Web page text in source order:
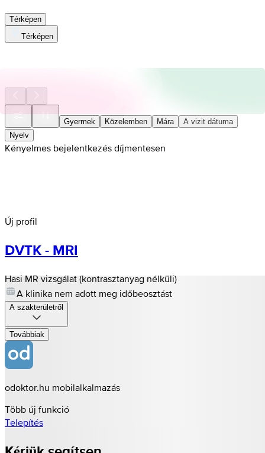
Térképen
Térképen
Gyermek Közelemben Mára
A vizit dátuma
Nyelv
Kényelmes bejelentkezés díjmentesen
Új profil
DVTK - MRI
Hasi MR vizsgálat (kontrasztanyag nélküli)
A klinika nem adott meg időbeosztást
A szakterületről
Továbbiak
odoktor.hu mobilalkalmazás
Több új funkció
Telepítés